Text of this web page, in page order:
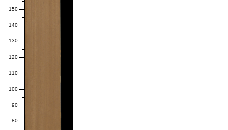
80
90
100
110
120
130
140
150